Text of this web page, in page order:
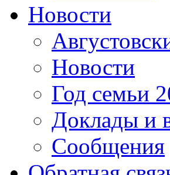
Новости
Новости
Год семьи
Доклады и
Сообщения